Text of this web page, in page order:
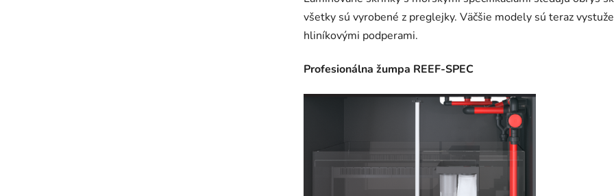
všetky sú vyrobené z preglejky. Väčšie modely sú teraz
hliníkovými podperami.
Profesionálna žumpa REEF-SPEC